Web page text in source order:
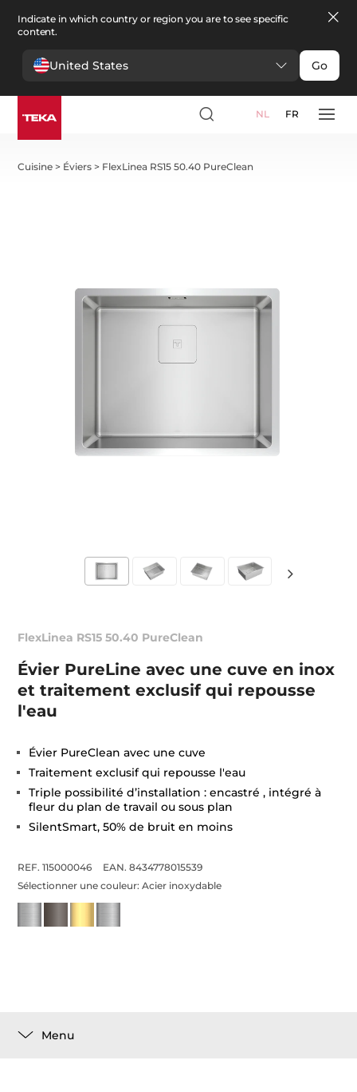
Indicate in which country or region you are to see specific
content.
United States Go
NL FR
Cuisine > Éviers > FlexLinea RS15 50.40 PureClean
FlexLinea RS15 50.40 PureClean
Évier PureLine avec une cuve en inox
et traitement exclusif qui repousse
l'eau
Évier PureClean avec une cuve
Traitement exclusif qui repousse l'eau
Triple possibilité d’installation : encastré , intégré à
fleur du plan de travail ou sous plan
SilentSmart, 50% de bruit en moins
REF. 115000046
EAN. 8434778015539
Sélectionner une couleur:Acier inoxydable
Menu